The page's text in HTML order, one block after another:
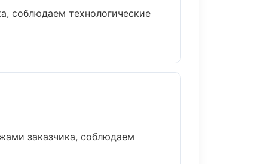
соблюдаем технологические
заказчика, соблюдаем